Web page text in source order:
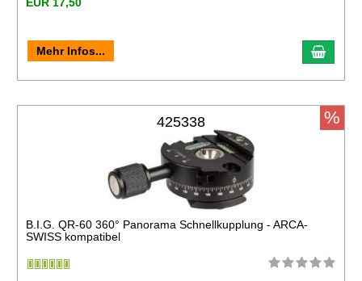
Mehr Infos...
425338
B.I.G. QR-60 360° Panorama Schnellkupplung - ARCA-
SWISS kompatibel
%